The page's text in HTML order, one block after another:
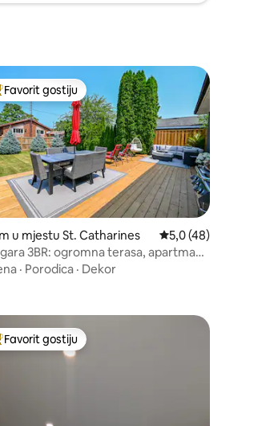
4,97 od 5, recenzija: 92
favorit gostiju
Favorit gostiju
u mjestu St. Catharines Prosječna ocjena:
5,0 (48)
3BR: ogromna terasa, apartman
bračnim krevetom, električno
· Porodica · Dekor
favorit gostiju
Favorit gostiju